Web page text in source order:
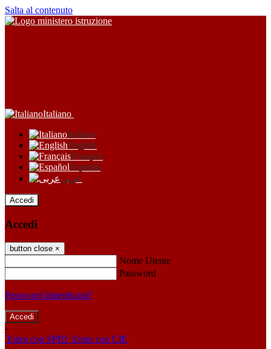
Salta al contenuto
Italiano
Italiano
English
Français
Español
عربى
Accedi
Accedi
button close ×
Nome Utente
Password
Password dimenticata?
-
Entra con SPID Entra con CIE